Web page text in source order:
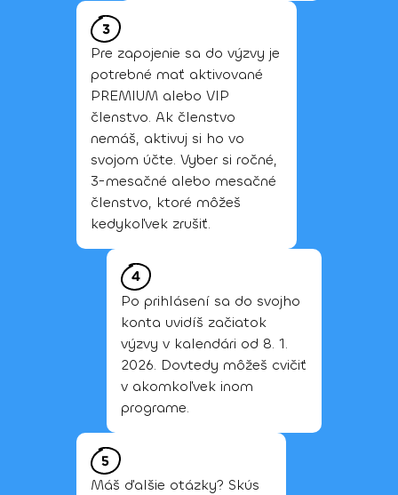
Pre zapojenie sa do výzvy je
potrebné mať aktivované
PREMIUM alebo VIP
členstvo. Ak členstvo
nemáš, aktivuj si ho vo
svojom účte. Vyber si ročné,
3-mesačné alebo mesačné
členstvo, ktoré môžeš
kedykoľvek zrušiť.
Po prihlásení sa do svojho
konta uvidíš začiatok
výzvy v kalendári od 8. 1.
2026. Dovtedy môžeš cvičiť
v akomkoľvek inom
programe.
Máš ďalšie otázky? Skús